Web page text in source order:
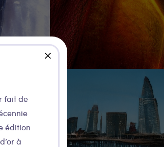
fait de
édition
à
close